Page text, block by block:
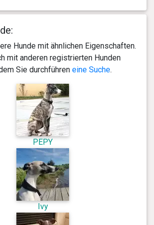
Hunde mit ähnlichen Eigenschaften.
mit anderen registrierten Hunden
Sie durchführen eine Suche.
PEPY
Ivy